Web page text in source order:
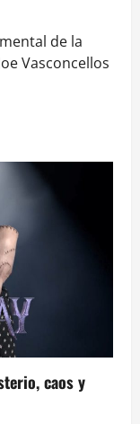
de la
Vasconcellos
caos y